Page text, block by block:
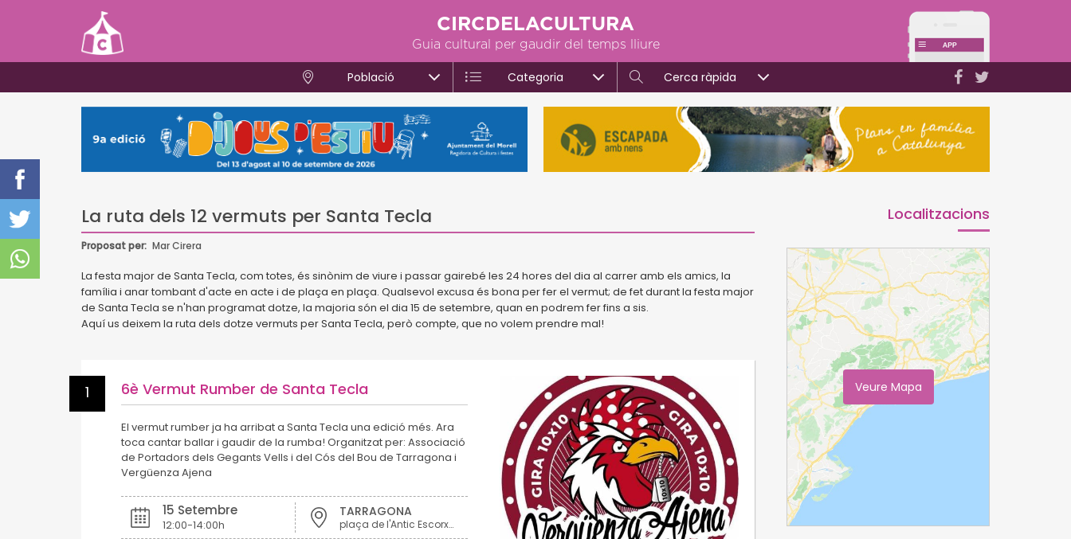
CIRCDELACULTURA
Guia cultural per gaudir del temps lliure
Població Categoria Cerca ràpida
La ruta dels 12 vermuts per Santa Tecla
Proposat per: Mar Cirera
La festa major de Santa Tecla, com totes, és sinònim de viure i passar gairebé les 24 hores del dia al carrer amb els amics, la
família i anar tombant d'acte en acte i de plaça en plaça. Qualsevol excusa és bona per fer el vermut; de fet durant la festa major
de Santa Tecla se n'han programat dotze, la majoria són el dia 15 de setembre, quan en podrem fer fins a sis.
Aquí us deixem la ruta dels dotze vermuts per Santa Tecla, però compte, que no volem prendre mal!
1 6è Vermut Rumber de Santa Tecla
El vermut rumber ja ha arribat a Santa Tecla una edició més. Ara
toca cantar ballar i gaudir de la rumba! Organitzat per: Associació
de Portadors dels Gegants Vells i del Cós del Bou de Tarragona i
Vergüenza Ajena
15 Setembre
12:00-14:00h
TARRAGONA
plaça de l'Antic Escorxador
Localitzacions
Veure Mapa